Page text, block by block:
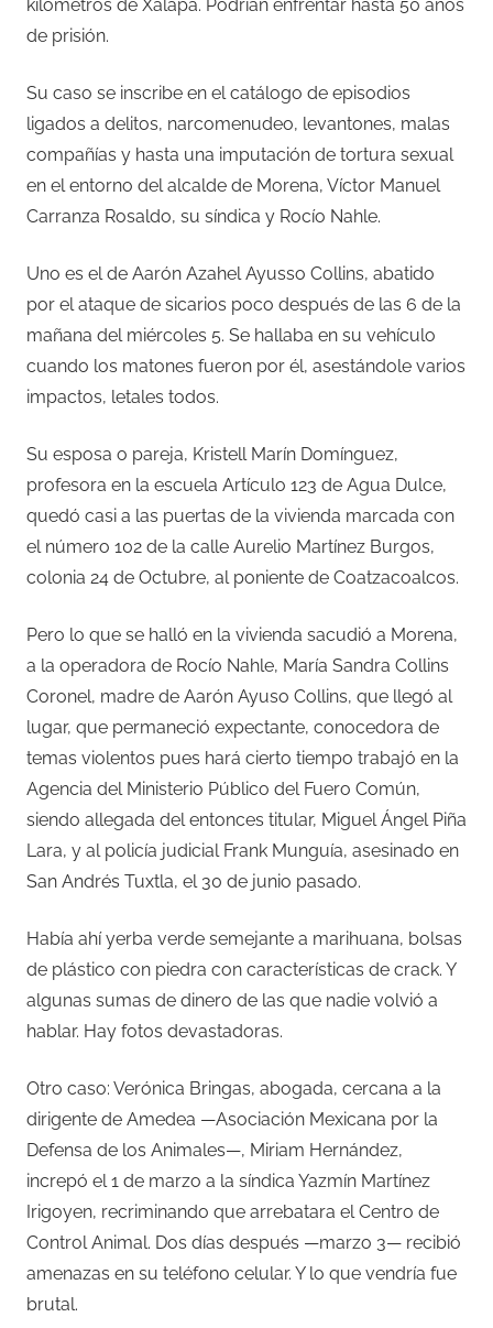
kilómetros de Xalapa. Podrían enfrentar hasta 50 años
de prisión.
Su caso se inscribe en el catálogo de episodios
ligados a delitos, narcomenudeo, levantones, malas
compañías y hasta una imputación de tortura sexual
en el entorno del alcalde de Morena, Víctor Manuel
Carranza Rosaldo, su síndica y Rocío Nahle.
Uno es el de Aarón Azahel Ayusso Collins, abatido
por el ataque de sicarios poco después de las 6 de la
mañana del miércoles 5. Se hallaba en su vehículo
cuando los matones fueron por él, asestándole varios
impactos, letales todos.
Su esposa o pareja, Kristell Marín Domínguez,
profesora en la escuela Artículo 123 de Agua Dulce,
quedó casi a las puertas de la vivienda marcada con
el número 102 de la calle Aurelio Martínez Burgos,
colonia 24 de Octubre, al poniente de Coatzacoalcos.
Pero lo que se halló en la vivienda sacudió a Morena,
a la operadora de Rocío Nahle, María Sandra Collins
Coronel, madre de Aarón Ayuso Collins, que llegó al
lugar, que permaneció expectante, conocedora de
temas violentos pues hará cierto tiempo trabajó en la
Agencia del Ministerio Público del Fuero Común,
siendo allegada del entonces titular, Miguel Ángel Piña
Lara, y al policía judicial Frank Munguía, asesinado en
San Andrés Tuxtla, el 30 de junio pasado.
Había ahí yerba verde semejante a marihuana, bolsas
de plástico con piedra con características de crack. Y
algunas sumas de dinero de las que nadie volvió a
hablar. Hay fotos devastadoras.
Otro caso: Verónica Bringas, abogada, cercana a la
dirigente de Amedea —Asociación Mexicana por la
Defensa de los Animales—, Miriam Hernández,
increpó el 1 de marzo a la síndica Yazmín Martínez
Irigoyen, recriminando que arrebatara el Centro de
Control Animal. Dos días después —marzo 3— recibió
amenazas en su teléfono celular. Y lo que vendría fue
brutal.